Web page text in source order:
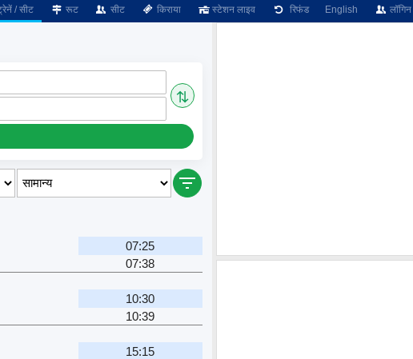
/ सीट रूट सीट किराया स्टेशन लाइव रिफंड English लॉगिन
⇅
07:25
07:38
10:30
10:39
15:15